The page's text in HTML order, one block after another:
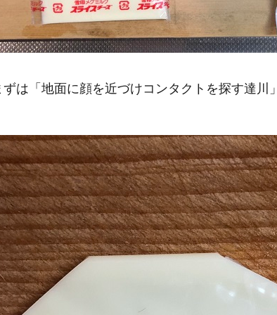
は「地面に顔を近づけコンタクトを探す達川